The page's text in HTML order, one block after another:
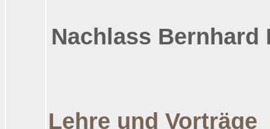
Nachlass Bernhard
Lehre und Vorträge